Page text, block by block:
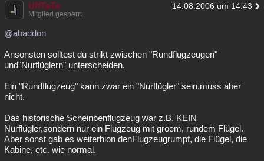
UffTaTa 14.08.2006 um 14:43
Mitglied gesperrt
@abaddon
Ansonsten solltest du strikt zwischen "Rundflugzeugen"
und"Nurflüglern" unterscheiden.
Ein "Rundflugzeug" kann zwar ein "Nurflügler" sein,muss aber
nicht.
Das historische Scheinbenflugzeug war z.B. KEIN
Nurflügler,sondern nur ein Flugzeug mit groem, rundem Flügel.
Aber sonst gab es weiterhion denFlugzeugrumpf, die Flügel, die
Kabine, etc. wie normal.